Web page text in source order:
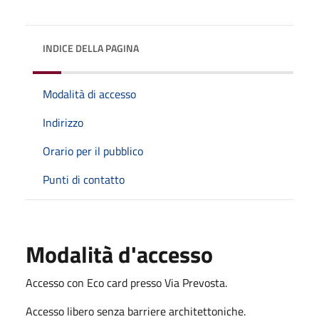
INDICE DELLA PAGINA
Modalità di accesso
Indirizzo
Orario per il pubblico
Punti di contatto
Modalità d'accesso
Accesso con Eco card presso Via Prevosta.
Accesso libero senza barriere architettoniche.